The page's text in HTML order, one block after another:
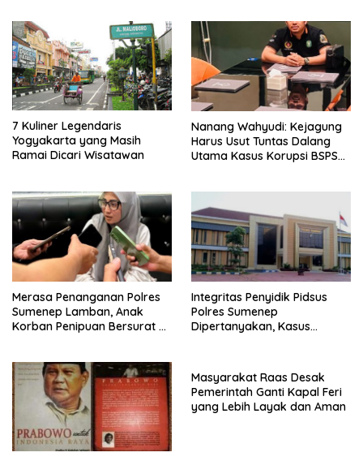
7 Kuliner Legendaris
Yogyakarta yang Masih
Ramai Dicari Wisatawan
Nanang Wahyudi: Kejagung
Harus Usut Tuntas Dalang
Utama Kasus Korupsi BSPS
Merasa Penanganan Polres
Sumenep Lamban, Anak
Korban Penipuan Bersurat ke
Integritas Penyidik Pidsus
Polres Sumenep
Dipertanyakan, Kasus
Kepastian
Masyarakat Raas Desak
Pemerintah Ganti Kapal Feri
yang Lebih Layak dan Aman